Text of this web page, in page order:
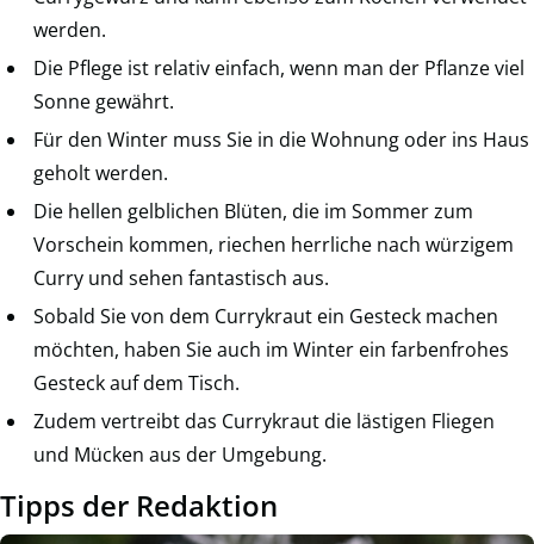
werden.
Die Pflege ist relativ einfach, wenn man der Pflanze viel
Sonne gewährt.
Für den Winter muss Sie in die Wohnung oder ins Haus
geholt werden.
Die hellen gelblichen Blüten, die im Sommer zum
Vorschein kommen, riechen herrliche nach würzigem
Curry und sehen fantastisch aus.
Sobald Sie von dem Currykraut ein Gesteck machen
möchten, haben Sie auch im Winter ein farbenfrohes
Gesteck auf dem Tisch.
Zudem vertreibt das Currykraut die lästigen Fliegen
und Mücken aus der Umgebung.
Tipps der Redaktion